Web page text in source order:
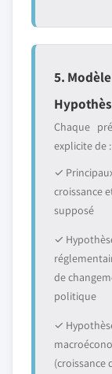
5.
Chaque
explicite de :
✓
croissance
supposé
✓
de
politique
✓
(croissance